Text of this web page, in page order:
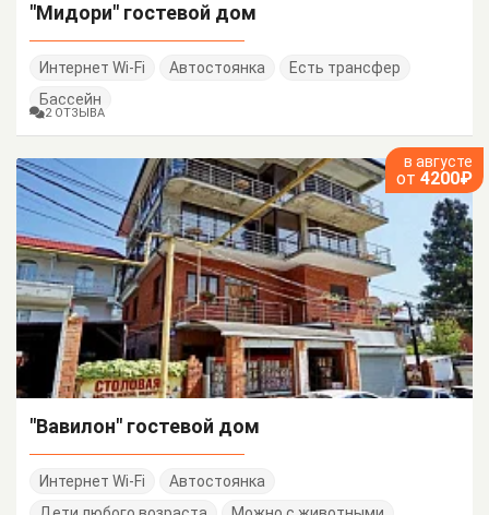
"Мидори" гостевой дом
Интернет Wi-Fi Автостоянка
Есть трансфер
Бассейн
2 ОТЗЫВА
в августе
от 4200₽
"Вавилон" гостевой дом
Интернет Wi-Fi
Автостоянка